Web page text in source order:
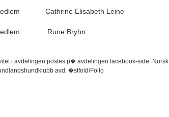
Cathrine Elisabeth Leine
Rune Bryhn
i avdelingen postes p� avdelingen facebook-side: Norsk
avd. �stfold/Follo